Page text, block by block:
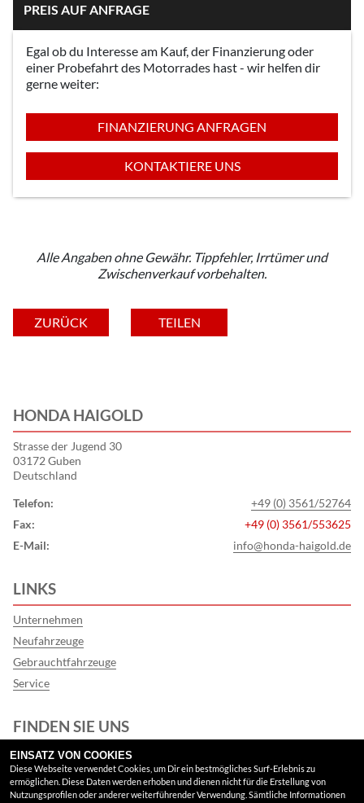
PREIS AUF ANFRAGE
Egal ob du Interesse am Kauf, der Finanzierung oder
einer Probefahrt des Motorrades hast - wir helfen dir
gerne weiter:
FINANZIERUNG ANFRAGEN
KONTAKTIERE UNS
Alle Angaben ohne Gewähr. Tippfehler, Irrtümer und
Zwischenverkauf vorbehalten.
ZURÜCK TEILEN
HONDA HAIGOLD
Strasse der Jugend 30
03172 Guben
Deutschland
Telefon:
+49 (0) 3561/52764
Fax:
+49 (0) 3561/553625
E-Mail:
info@honda-haigold.de
LINKS
Unternehmen
Neufahrzeuge
Gebrauchtfahrzeuge
Service
FINDEN SIE UNS
Google Maps
EINSATZ VON COOKIES
Diese Webseite verwendet Cookies, um Dir ein bestmögliches Surf-Erlebnis zu
ermöglichen. Diese Daten werden erhoben und dienen nicht für die Erstellung von
Nutzungsprofilen oder anderer weiterführender Verwendung. Sämtliche Informationen